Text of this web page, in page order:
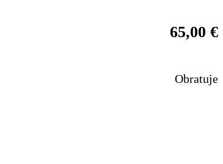
65,00 €
Obratuje